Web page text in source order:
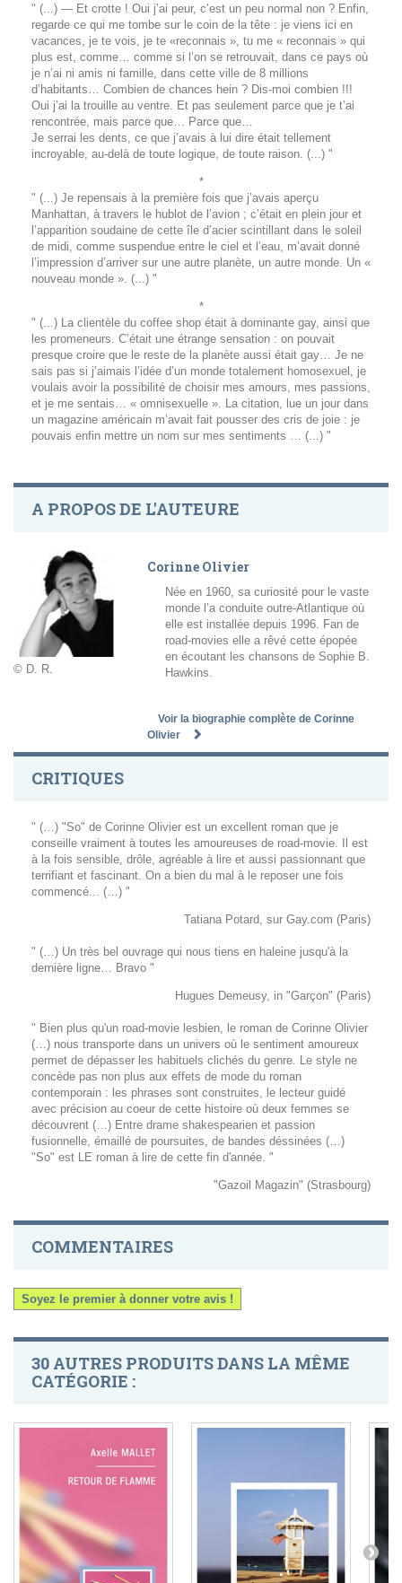
" (...) — Et crotte ! Oui j’ai peur, c’est un peu normal non ? Enfin,
regarde ce qui me tombe sur le coin de la tête : je viens ici en
vacances, je te vois, je te «reconnais », tu me « reconnais » qui
plus est, comme… comme si l’on se retrouvait, dans ce pays où
je n’ai ni amis ni famille, dans cette ville de 8 millions
d’habitants… Combien de chances hein ? Dis-moi combien !!!
Oui j’ai la trouille au ventre. Et pas seulement parce que je t’ai
rencontrée, mais parce que… Parce que…
Je serrai les dents, ce que j’avais à lui dire était tellement
incroyable, au-delà de toute logique, de toute raison. (...) "
*
" (...) Je repensais à la première fois que j’avais aperçu
Manhattan, à travers le hublot de l’avion ; c’était en plein jour et
l’apparition soudaine de cette île d’acier scintillant dans le soleil
de midi, comme suspendue entre le ciel et l’eau, m’avait donné
l’impression d’arriver sur une autre planète, un autre monde. Un «
nouveau monde ». (...) "
*
" (...) La clientèle du coffee shop était à dominante gay, ainsi que
les promeneurs. C’était une étrange sensation : on pouvait
presque croire que le reste de la planète aussi était gay… Je ne
sais pas si j’aimais l’idée d’un monde totalement homosexuel, je
voulais avoir la possibilité de choisir mes amours, mes passions,
et je me sentais… « omnisexuelle ». La citation, lue un jour dans
un magazine américain m’avait fait pousser des cris de joie : je
pouvais enfin mettre un nom sur mes sentiments … (...) "
A PROPOS DE L'AUTEURE
© D. R.
Corinne Olivier
Née en 1960, sa curiosité pour le vaste
monde l’a conduite outre-Atlantique où
elle est installée depuis 1996. Fan de
road-movies elle a rêvé cette épopée
en écoutant les chansons de Sophie B.
Hawkins.
Voir la biographie complète de Corinne
Olivier
CRITIQUES
" (…) "So" de Corinne Olivier est un excellent roman que je
conseille vraiment à toutes les amoureuses de road-movie. Il est
à la fois sensible, drôle, agréable à lire et aussi passionnant que
terrifiant et fascinant. On a bien du mal à le reposer une fois
commencé... (…) "
Tatiana Potard, sur Gay.com (Paris)
" (…) Un très bel ouvrage qui nous tiens en haleine jusqu'à la
dernière ligne… Bravo "
Hugues Demeusy, in "Garçon" (Paris)
" Bien plus qu'un road-movie lesbien, le roman de Corinne Olivier
(…) nous transporte dans un univers où le sentiment amoureux
permet de dépasser les habituels clichés du genre. Le style ne
concède pas non plus aux effets de mode du roman
contemporain : les phrases sont construites, le lecteur guidé
avec précision au coeur de cette histoire où deux femmes se
découvrent (…) Entre drame shakespearien et passion
fusionnelle, émaillé de poursuites, de bandes déssinées (…)
"So" est LE roman à lire de cette fin d'année. "
"Gazoil Magazin" (Strasbourg)
COMMENTAIRES
Soyez le premier à donner votre avis !
30 AUTRES PRODUITS DANS LA MÊME
CATÉGORIE :